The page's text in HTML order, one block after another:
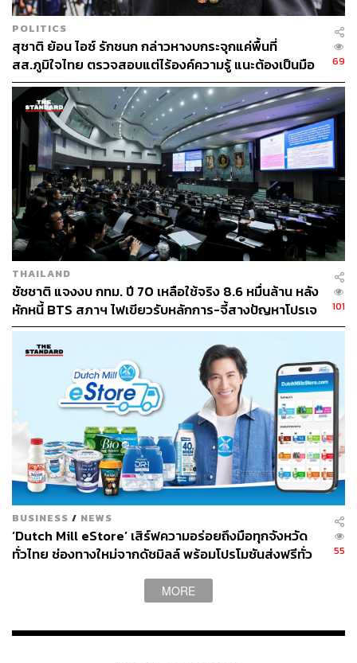
POLITICS
สุชาติ ย้อน ไอซ์ รักชนก กล่าวหางบกระจุกแค่พื้นที่
สส.ภูมิใจไทย ตรวจสอบแต่ไร้องค์ความรู้ แนะต้องเป็นมือ
อาชีพกว่านี้
69
THAILAND
ชัชชาติ แจงงบ กทม. ปี 70 เหลือใช้จริง 8.6 หมื่นล้าน หลัง
หักหนี้ BTS สภาฯ ไฟเขียวรับหลักการ-จี้สางปัญหาโปรเจ
กต์ล่าช้า
101
BUSINESS / NEWS
‘Dutch Mill eStore’ เสิร์ฟความอร่อยถึงมือทุกจังหวัด
ทั่วไทย ช่องทางใหม่จากดัชมิลล์ พร้อมโปรโมชันส่งฟรีทั่ว
เย็นตรงจากโรงงาน [ADVERTORIAL]
55
MORE